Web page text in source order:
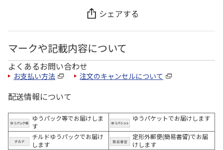
シェアする
マークや記載内容について
よくあるお問い合わせ
お支払い方法 注文のキャンセルについて
配送情報について
ゆうパック等でお届けしま
す
ゆうパケットでお届けします
チルドゆうパックでお届け
します
定形外郵便(簡易書留)でお届
けします